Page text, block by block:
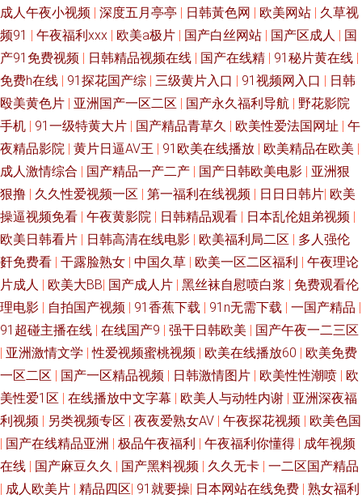
国产内射91 亚洲综合小说网 久槽影院 91国精产 免费AV试看 97热视频 人人
妻人人艹 变态另类欧美 日本色色在线 俺也去伦理资源站 欧美色图宗合网 中
九九精品视频 国产麻豆毛片视频 三级黄色免费观看 a片人与兽视频 久热草无
码 91精品人 精品国产资源 91电影天堂在线污 青青草社区伊人 午夜剧场爱爱
东方伊人日韩无码91 五月天资源网 91福利视频无毒不卡 国产高清地址一二
三 91九成九色蝌蚪在线 蜜桃成人免费 91豆花网站免费观看 国产综合久蜜芽
香蕉在线 大香蕉伊人色 91人妻人人干 欧美性交A 91香蕉在线播放 91做爱官
方网站 91大神看片网 久久精品久久 91看片兔费 无码网止三级 国产精品传媒
影音先锋av中文 狠狠操网址 91星空 人妖操妇幼 日本123不卡 91国产极品丝
袜女 国产91色在线观看 色猫tⅴ 91福利视频导航网 超碰导航瑟瑟 人人肏肏
成人午夜小视频 | 深度五月亭亭 | 日韩黃色网 | 欧美网站 | 久草视
频91 | 午夜福利xxx | 欧美a极片 | 国产白丝网站 | 国产区成人 | 国
产91免费视频 | 日韩精品视频在线 | 国产在线精 | 91秘片黄在线 |
免费h在线 | 91探花国产综 | 三级黄片入口 | 91视频网入口 | 日韩
殴美黄色片 | 亚洲国产一区二区 | 国产永久福利导航 | 野花影院
手机 | 91一级特黄大片 | 国产精品青草久 | 欧美性爱法国网址 | 午
夜精品影院 | 黄片日逼AV王 | 91欧美在线播放 | 欧美精品在欧美 |
成人激情综合 | 国产精品一产二产 | 国产日韩欧美电影 | 亚洲狠
狠撸 | 久久性爱视频一区 | 第一福利在线视频 | 日日日韩片| 欧美
操逼视频免看 | 午夜黄影院 | 日韩精品观看 | 日本乱伦姐弟视频 |
欧美日韩看片 | 日韩高清在线电影 | 欧美福利局二区 | 多人强伦
姧免费看 | 干露脸熟女 | 中国久草 | 欧美一区二区福利 | 午夜理论
片成人 | 欧美大BB| 国产成人片 | 黑丝袜自慰喷白浆 | 免费观看伦
理电影 | 自拍国产视频 | 91香蕉下载 | 91n无需下载 | 一国产精品 |
91超碰主播在线 | 在线国产9 | 强干日韩欧美 | 国产午夜一二三区
| 亚洲激情文学 |性爱视频蜜桃视频 | 欧美在线播放60 | 欧美免费
一区二区 | 国产一区精品视频 | 日韩激情图片 | 欧美性性潮喷 | 欧
美性爱1区 | 在线播放中文字幕 | 欧美人与动牲内谢 | 亚洲深夜福
利视频 | 另类视频专区 | 夜夜爱熟女AV | 午夜探花视频 | 欧美色国
| 国产在线精品亚洲 | 极品午夜福利 | 午夜福利你懂得 | 成年视频
在线 | 国产麻豆久久 | 国产黑料视频 | 久久无卡 | 一二区国产精品
| 成人欧美片 | 精品四区| 91就要操| 日本网站在线免费 | 熟女福利